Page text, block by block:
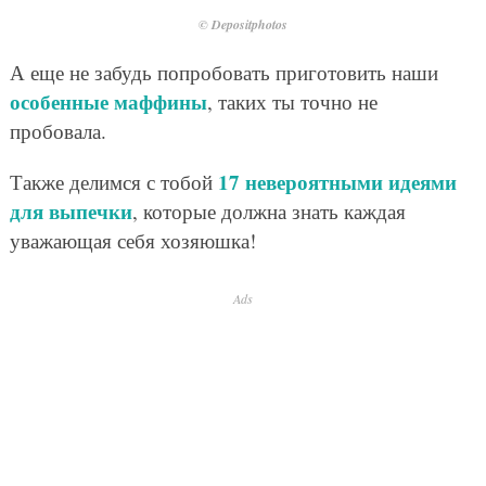
© Depositphotos
А еще не забудь попробовать приготовить наши
особенные маффины, таких ты точно не
пробовала.
Также делимся с тобой 17 невероятными идеями
для выпечки, которые должна знать каждая
уважающая себя хозяюшка!
Ads